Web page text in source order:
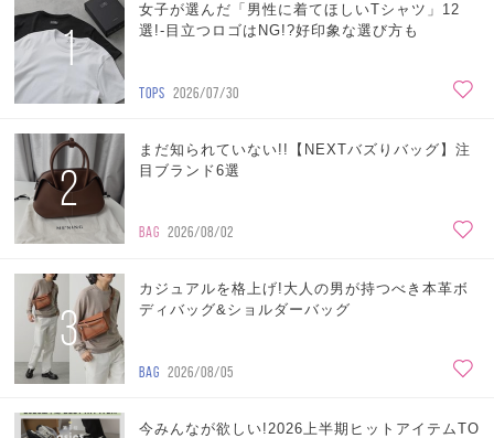
1
女子が選んだ「男性に着てほしいTシャツ」12
選!-目立つロゴはNG!?好印象な選び方も
TOPS 2026/07/30
2
まだ知られていない!!【NEXTバズりバッグ】注
目ブランド6選
BAG 2026/08/02
3
カジュアルを格上げ!大人の男が持つべき本革ボ
ディバッグ&ショルダーバッグ
BAG 2026/08/05
今みんなが欲しい!2026上半期ヒットアイテムTO